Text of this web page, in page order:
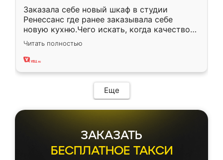
Заказала себе новый шкаф в студии
Ренессанс где ранее заказывала себе
новую кухню.Чего искать, когда качеством
вполне довольна. Служит кухня уже почти
два года, нареканий нет.
Читать полностью
Еще
ЗАКАЗАТЬ
БЕСПЛАТНОЕ ТАКСИ